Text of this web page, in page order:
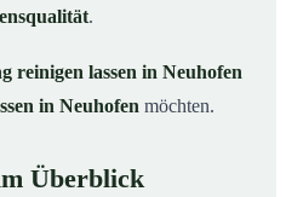
.
reinigen lassen in Neuhofen
in Neuhofen möchten.
Überblick